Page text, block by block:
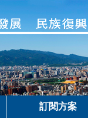
訂閱方案